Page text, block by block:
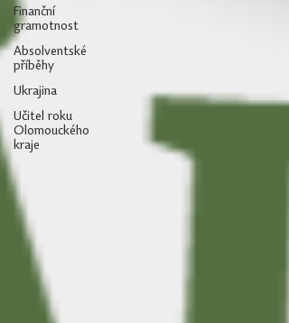
Finanční
gramotnost
Absolventské
příběhy
Ukrajina
Učitel roku
Olomouckého
kraje